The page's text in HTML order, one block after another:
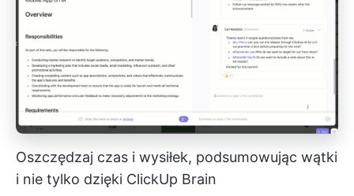
Oszczędzaj czas i wysiłek, podsumowując wątki
i nie tylko dzięki ClickUp Brain